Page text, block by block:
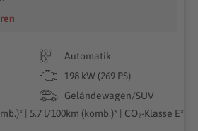
Automatik
198 kW (269 PS)
Geländewagen/SUV
| 5.7 l/100km (komb.)* | CO₂-Klasse E*